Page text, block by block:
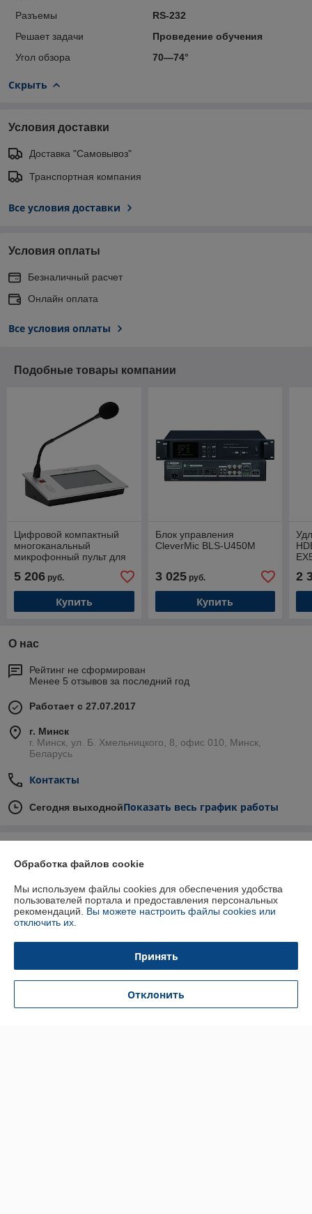
Разъемы
RS-232
Решает задачи
Проведение обучения
Угол обзора
70—74°
Скрыть
Условия доставки
Доставка "Самовывоз"
Транспортная компания
Все условия доставки
Условия оплаты
Безналичный расчет
Онлайн оплата
Все условия оплаты
Подобные товары компании
Цифровой компактный
многоканальный
микрофонный пульт для
CleverMic MU4307I
5 206 руб.
Купить
Блок управления
CleverMic BLS-U450M
3 025руб.
Купить
2
О нас
Рейтинг не сформирован
Менее 5 отзывов за последний год
Работает с 27.07.2017
г. Минск
г. Минск, ул. Б. Хмельницкого, 8, офис 010, Минск,
Беларусь
Контакты
Сегодня выходнойПоказать весь график работы
О нас
Доставка и оплата
Обработка файлов cookie
Мы используем файлы cookies для обеспечения удобства
пользователей портала и предоставления персональных
рекомендаций. Вы можете настроить файлы cookies или
отключить их.
Принять
Отклонить